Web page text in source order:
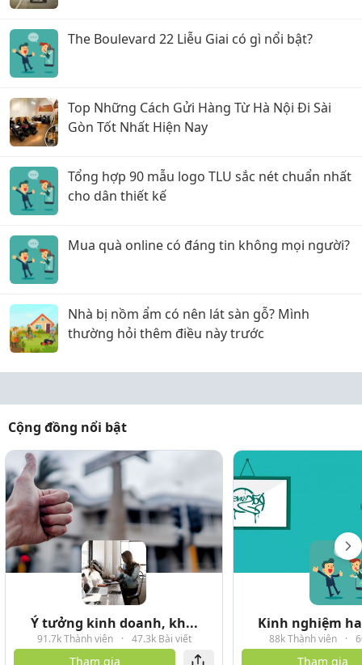
The Boulevard 22 Liễu Giai có gì nổi bật?
Top Những Cách Gửi Hàng Từ Hà Nội Đi Sài
Gòn Tốt Nhất Hiện Nay
Tổng hợp 90 mẫu logo TLU sắc nét chuẩn nhất
cho dân thiết kế
Mua quà online có đáng tin không mọi người?
Nhà bị nồm ẩm có nên lát sàn gỗ? Mình
thường hỏi thêm điều này trước
Cộng đồng nổi bật
Ý tưởng kinh doanh, kh...
91.7k Thành viên · 47.3k Bài viết
Tham gia
Kinh nghiệm
88k Thành viên ·
Tham gia